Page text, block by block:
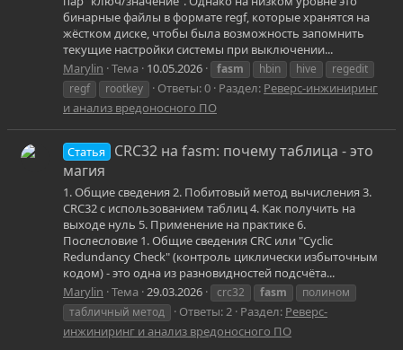
бинарные файлы в формате regf, которые хранятся на
жёстком диске, чтобы была возможность запомнить
текущие настройки системы при выключении...
Marylin Тема 10.05.2026 fasm hbin hive
regedit
regf
rootkey Ответы: 0 Раздел: Реверс-инжиниринг
и анализ вредоносного ПО
Статья
CRC32 на fasm: почему таблица - это
магия
1. Общие сведения 2. Побитовый метод вычисления 3.
CRC32 с использованием таблиц 4. Как получить на
выходе нуль 5. Применение на практике 6.
Послесловие 1. Общие сведения CRC или "Cyclic
Redundancy Check" (контроль циклически избыточным
кодом) - это одна из разновидностей подсчёта...
Marylin Тема 29.03.2026 crc32 fasm
полином
табличный метод
Ответы: 2 Раздел: Реверс-
инжиниринг и анализ вредоносного ПО